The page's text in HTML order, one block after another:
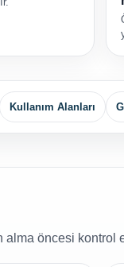
Kullanım Alanları
alma öncesi